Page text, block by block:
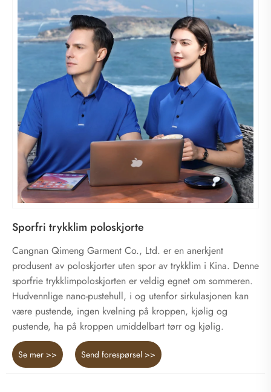
Sporfri trykklim poloskjorte
Cangnan Qimeng Garment Co., Ltd. er en anerkjent
produsent av poloskjorter uten spor av trykklim i Kina. Denne
sporfrie trykklimpoloskjorten er veldig egnet om sommeren.
Hudvennlige nano-pustehull, i og utenfor sirkulasjonen kan
være pustende, ingen kvelning på kroppen, kjølig og
pustende, ha på kroppen umiddelbart tørr og kjølig.
Se mer >> Send forespørsel >>